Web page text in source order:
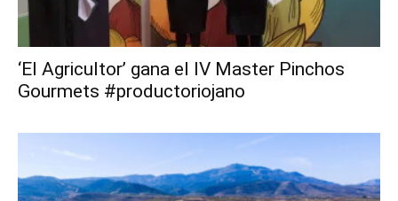
‘El Agricultor’ gana el IV Master Pinchos
Gourmets #productoriojano